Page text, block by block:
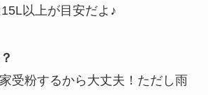
以上が目安だよ♪
受粉するから大丈夫！ただし雨